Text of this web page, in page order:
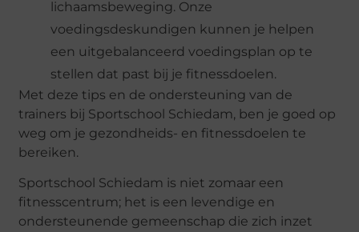
lichaamsbeweging. Onze
voedingsdeskundigen kunnen je helpen
een uitgebalanceerd voedingsplan op te
stellen dat past bij je fitnessdoelen.
Met deze tips en de ondersteuning van de
trainers bij Sportschool Schiedam, ben je goed op
weg om je gezondheids- en fitnessdoelen te
bereiken.
Sportschool Schiedam is niet zomaar een
fitnesscentrum; het is een levendige en
ondersteunende gemeenschap die zich inzet